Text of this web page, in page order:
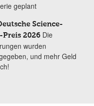
geplant
Science-
2026 Die
wurden
und mehr Geld